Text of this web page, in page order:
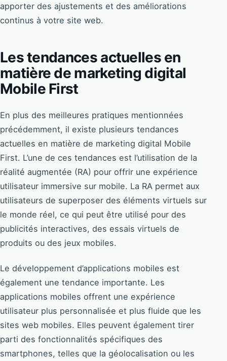
apporter des ajustements et des améliorations
continus à votre site web.
Les tendances actuelles en
matière de marketing digital
Mobile First
En plus des meilleures pratiques mentionnées
précédemment, il existe plusieurs tendances
actuelles en matière de marketing digital Mobile
First. L’une de ces tendances est l’utilisation de la
réalité augmentée (RA) pour offrir une expérience
utilisateur immersive sur mobile. La RA permet aux
utilisateurs de superposer des éléments virtuels sur
le monde réel, ce qui peut être utilisé pour des
publicités interactives, des essais virtuels de
produits ou des jeux mobiles.
Le développement d’applications mobiles est
également une tendance importante. Les
applications mobiles offrent une expérience
utilisateur plus personnalisée et plus fluide que les
sites web mobiles. Elles peuvent également tirer
parti des fonctionnalités spécifiques des
smartphones, telles que la géolocalisation ou les